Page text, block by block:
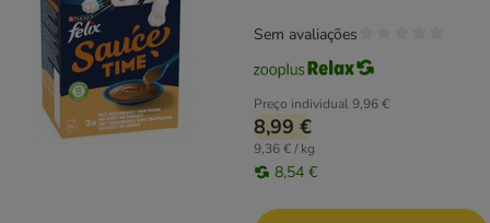
Preço individual9,96 €
8,99 €
9,36 € / kg
8,54 €
Sem avaliações